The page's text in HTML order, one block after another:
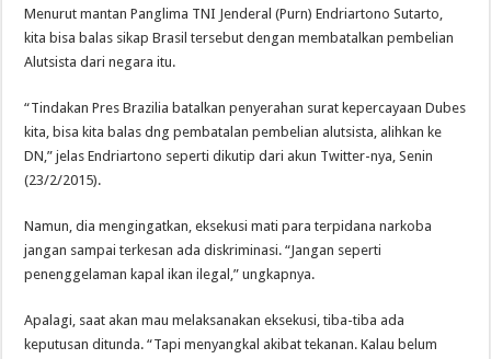
Menurut mantan Panglima TNI Jenderal (Purn) Endriartono Sutarto,
kita bisa balas sikap Brasil tersebut dengan membatalkan pembelian
Alutsista dari negara itu.
“Tindakan Pres Brazilia batalkan penyerahan surat kepercayaan Dubes
kita, bisa kita balas dng pembatalan pembelian alutsista, alihkan ke
DN,” jelas Endriartono seperti dikutip dari akun Twitter-nya, Senin
(23/2/2015).
Namun, dia mengingatkan, eksekusi mati para terpidana narkoba
jangan sampai terkesan ada diskriminasi. “Jangan seperti
penenggelaman kapal ikan ilegal,” ungkapnya.
Apalagi, saat akan mau melaksanakan eksekusi, tiba-tiba ada
keputusan ditunda. “Tapi menyangkal akibat tekanan. Kalau belum